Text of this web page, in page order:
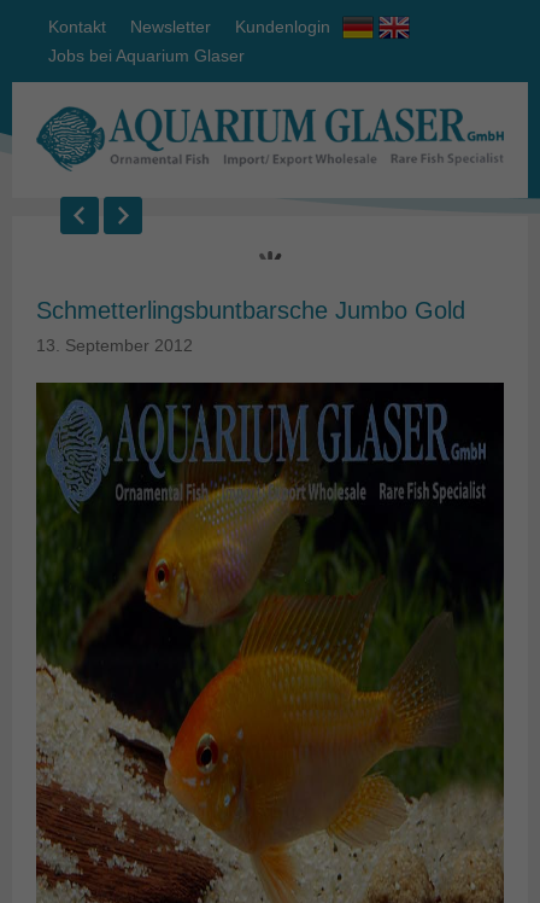
Kontakt Newsletter
Kundenlogin
Jobs bei Aquarium Glaser
Schmetterlingsbuntbarsche Jumbo Gold
13. September 2012